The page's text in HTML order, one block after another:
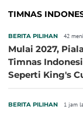
TIMNAS
BERITA PILIHAN 42
Mulai 2027,
Timnas
Seperti King's
BERITA PILIHAN 1 jam